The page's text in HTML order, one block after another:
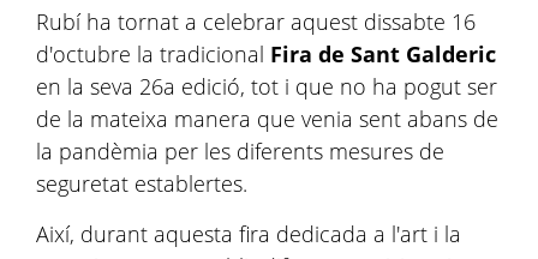
Rubí ha tornat a celebrar aquest dissabte 16
d'octubre la tradicional Fira de Sant Galderic
en la seva 26a edició, tot i que no ha pogut ser
de la mateixa manera que venia sent abans de
la pandèmia per les diferents mesures de
seguretat establertes.
Així, durant aquesta fira dedicada a l'art i la